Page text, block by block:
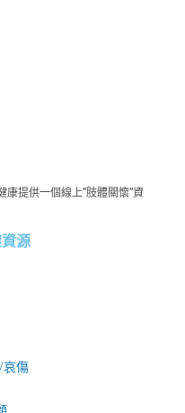
提供一個線上”肢體關懷”資
源
傷